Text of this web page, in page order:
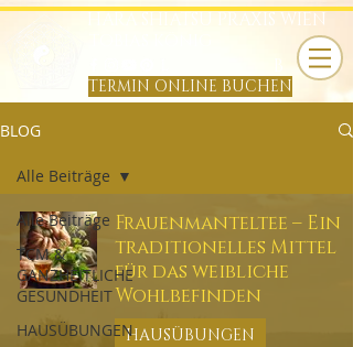
HARA SHIATSU PRAXIS WIEN
TERMIN ONLINE BUCHEN
BLOG
Alle Beiträge
TCM &
GANZHEITLICHE
GESUNDHEIT
HAUSÜBUNGEN
Alle Beiträge
Frauenmanteltee – Ein
traditionelles Mittel
für das weibliche
Wohlbefinden
HAUSÜBUNGEN